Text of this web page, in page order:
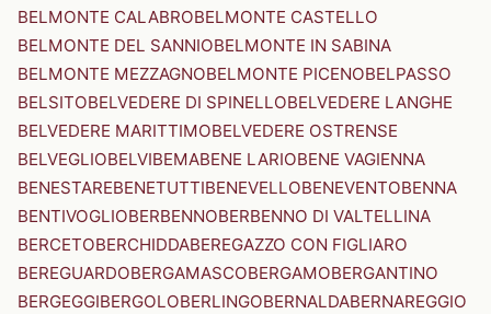
BELMONTE CALABROBELMONTE CASTELLO
BELMONTE DEL SANNIOBELMONTE IN SABINA
BELMONTE MEZZAGNOBELMONTE PICENOBELPASSO
BELSITOBELVEDERE DI SPINELLOBELVEDERE LANGHE
BELVEDERE MARITTIMOBELVEDERE OSTRENSE
BELVEGLIOBELVIBEMABENE LARIOBENE VAGIENNA
BENESTAREBENETUTTIBENEVELLOBENEVENTOBENNA
BENTIVOGLIOBERBENNOBERBENNO DI VALTELLINA
BERCETOBERCHIDDABEREGAZZO CON FIGLIARO
BEREGUARDOBERGAMASCOBERGAMOBERGANTINO
BERGEGGIBERGOLOBERLINGOBERNALDABERNAREGGIO